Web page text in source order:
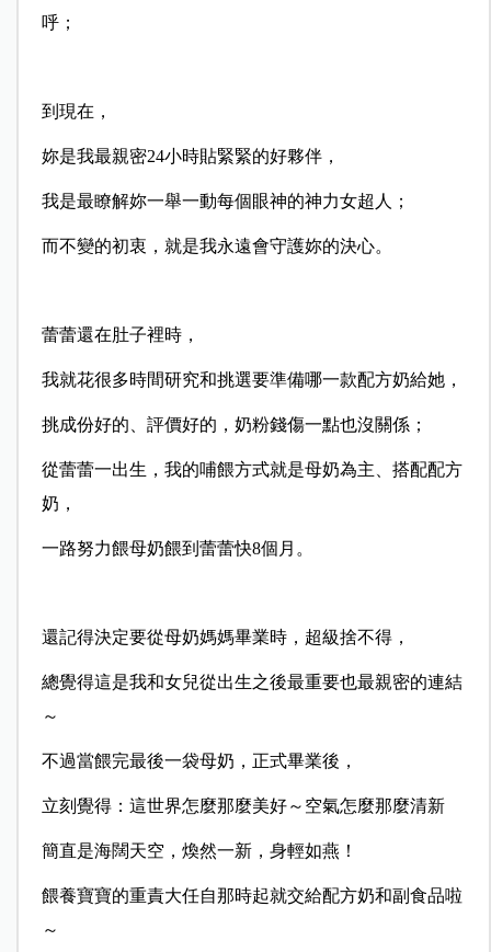
呼；
到現在，
妳是我最親密24小時貼緊緊的好夥伴，
我是最瞭解妳一舉一動每個眼神的神力女超人；
而不變的初衷，就是我永遠會守護妳的決心。
蕾蕾還在肚子裡時，
我就花很多時間研究和挑選要準備哪一款配方奶給她，
挑成份好的、評價好的，奶粉錢傷一點也沒關係；
從蕾蕾一出生，我的哺餵方式就是母奶為主、搭配配方
奶，
一路努力餵母奶餵到蕾蕾快8個月。
還記得決定要從母奶媽媽畢業時，超級捨不得，
總覺得這是我和女兒從出生之後最重要也最親密的連結
～
不過當餵完最後一袋母奶，正式畢業後，
立刻覺得：這世界怎麼那麼美好～空氣怎麼那麼清新
簡直是海闊天空，煥然一新，身輕如燕！
餵養寶寶的重責大任自那時起就交給配方奶和副食品啦
～